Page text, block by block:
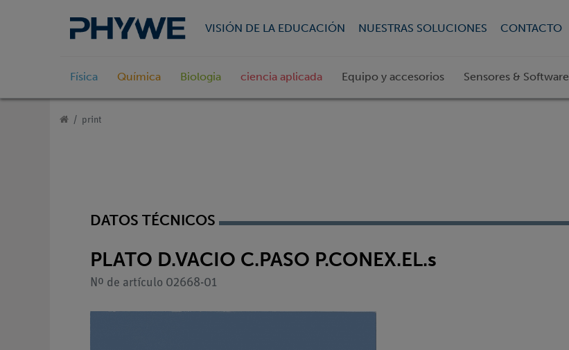
VISIÓN DE LA EDUCACIÓN NUESTRAS SOLUCIONES CONTACTO
Física Química Biologia ciencia aplicada Equipo y accesorios Sensores & Software
print
DATOS TÉCNICOS
PLATO D.VACIO C.PASO P.CONEX.EL.s
Nº de artículo 02668-01